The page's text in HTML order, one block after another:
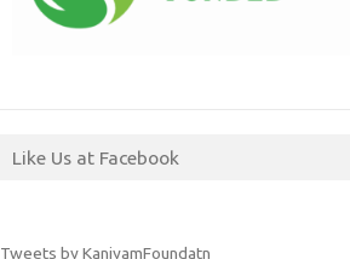
Like Us at Facebook
Tweets by KaniyamFoundatn